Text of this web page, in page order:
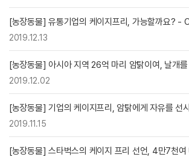
[농장동물] 유통기업의 케이지프리, 가능할까요? -
2019.12.13
[농장동물] 아시아 지역 26억 마리 암탉이여, 날개를
2019.12.02
[농장동물] 기업의 케이지프리, 암탉에게 자유를 선
2019.11.15
[농장동물] 스타벅스의 케이지 프리 선언, 4만7천여